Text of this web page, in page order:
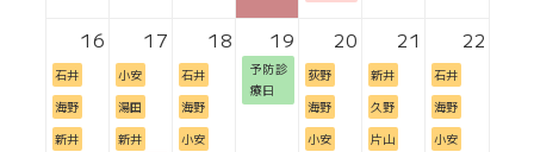
16
石井
海野
新井
17
小安
湯田
新井
18
石井
海野
小安
19
予防診
療日
20
荻野
海野
小安
21
新井
久野
片山
22
石井
海野
小安